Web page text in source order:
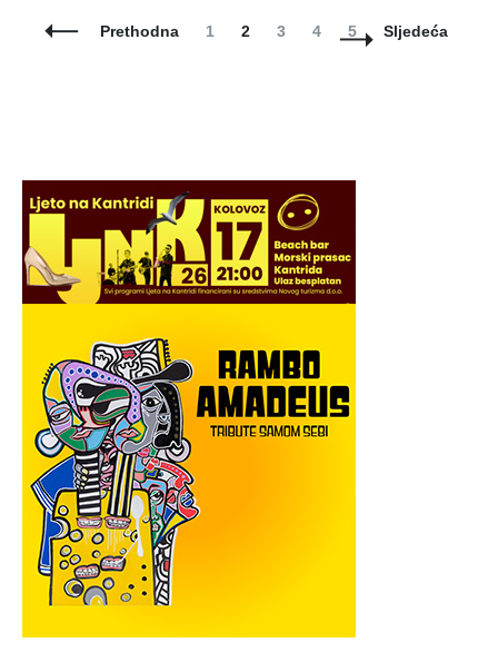
Posts
Prethodna Page
1 Page
2 Page
3 Page
4 Page
5 Sljedeća